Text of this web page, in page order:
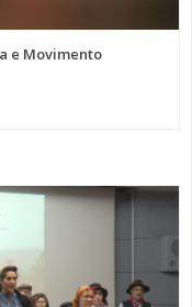
e Movimento